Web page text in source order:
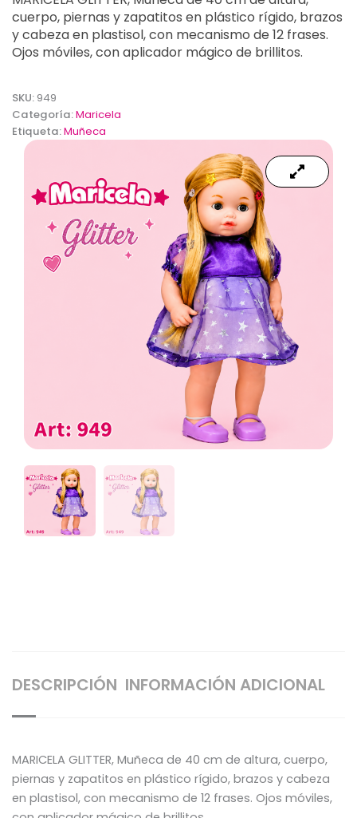
cuerpo, piernas y zapatitos en plástico rígido, brazos
y cabeza en plastisol, con mecanismo de 12 frases.
Ojos móviles, con aplicador mágico de brillitos.
SKU: 949
Categoría:Maricela
Etiqueta:Muñeca
DESCRIPCIÓN INFORMACIÓN ADICIONAL
MARICELA GLITTER, Muñeca de 40 cm de altura, cuerpo,
piernas y zapatitos en plástico rígido, brazos y cabeza
en plastisol, con mecanismo de 12 frases. Ojos móviles,